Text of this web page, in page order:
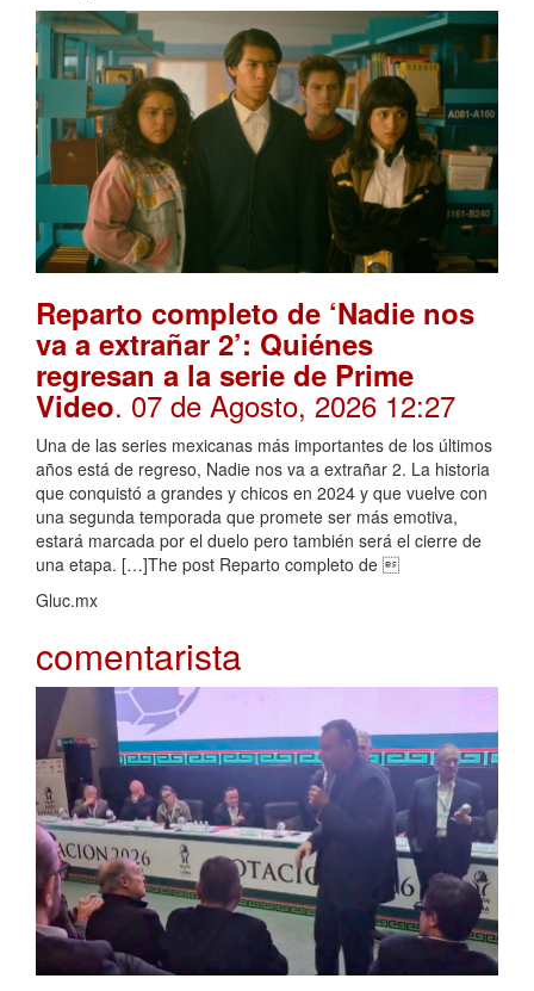
Reparto completo de ‘Nadie nos
va a extrañar 2’: Quiénes
regresan a la serie de Prime
Video. 07 de Agosto, 2026 12:27
Una de las series mexicanas más importantes de los últimos
años está de regreso, Nadie nos va a extrañar 2. La historia
que conquistó a grandes y chicos en 2024 y que vuelve con
una segunda temporada que promete ser más emotiva,
estará marcada por el duelo pero también será el cierre de
una etapa. […]The post Reparto completo de 
Gluc.mx
comentarista